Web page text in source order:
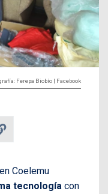
Ferepa Biobío | Facebook
en Coelemu
tecnología con